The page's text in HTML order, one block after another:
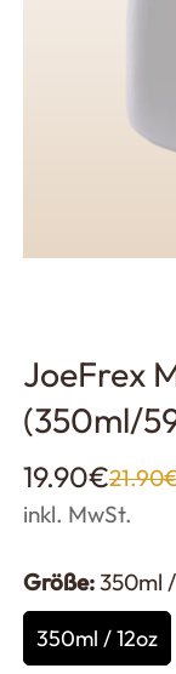
JoeFrex
(350ml/
Verkaufspreis
19.90€
Regulärer
Preis
inkl. MwSt.
Größe:350ml
350ml / 12oz